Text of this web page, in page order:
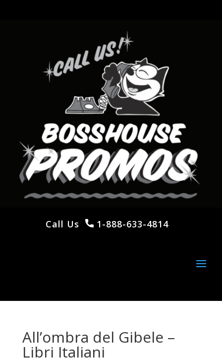
Call Us 1-888-633-4814
All’ombra del Gibele –
Libri Italiani